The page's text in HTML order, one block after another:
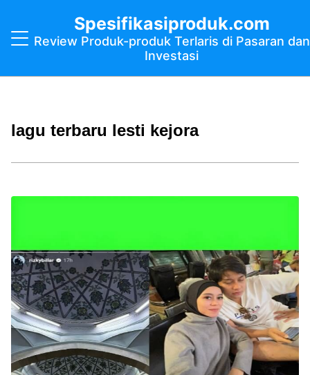
Spesifikasiproduk.com
Review Produk-produk Terlaris di Pasaran dan
Investasi
lagu terbaru lesti kejora